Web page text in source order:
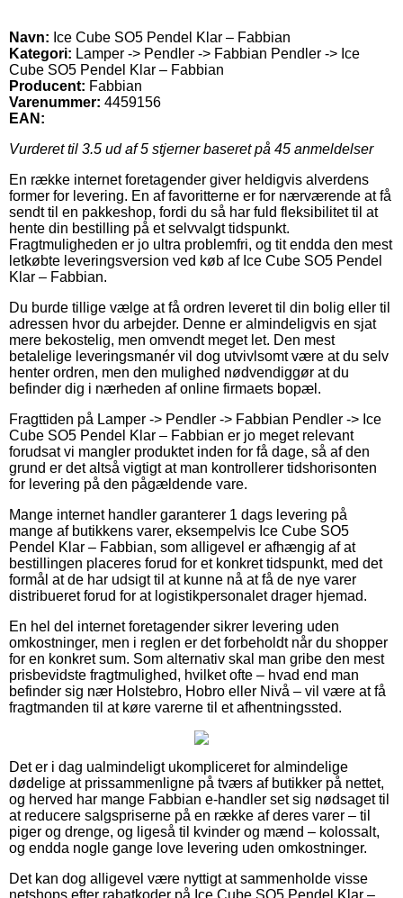
Navn: Ice Cube SO5 Pendel Klar – Fabbian
Kategori: Lamper -> Pendler -> Fabbian Pendler -> Ice
Cube SO5 Pendel Klar – Fabbian
Producent: Fabbian
Varenummer: 4459156
EAN:
Vurderet til 3.5 ud af 5 stjerner baseret på 45 anmeldelser
En række internet foretagender giver heldigvis alverdens
former for levering. En af favoritterne er for nærværende at få
sendt til en pakkeshop, fordi du så har fuld fleksibilitet til at
hente din bestilling på et selvvalgt tidspunkt.
Fragtmuligheden er jo ultra problemfri, og tit endda den mest
letkøbte leveringsversion ved køb af Ice Cube SO5 Pendel
Klar – Fabbian.
Du burde tillige vælge at få ordren leveret til din bolig eller til
adressen hvor du arbejder. Denne er almindeligvis en sjat
mere bekostelig, men omvendt meget let. Den mest
betalelige leveringsmanér vil dog utvivlsomt være at du selv
henter ordren, men den mulighed nødvendiggør at du
befinder dig i nærheden af online firmaets bopæl.
Fragttiden på Lamper -> Pendler -> Fabbian Pendler -> Ice
Cube SO5 Pendel Klar – Fabbian er jo meget relevant
forudsat vi mangler produktet inden for få dage, så af den
grund er det altså vigtigt at man kontrollerer tidshorisonten
for levering på den pågældende vare.
Mange internet handler garanterer 1 dags levering på
mange af butikkens varer, eksempelvis Ice Cube SO5
Pendel Klar – Fabbian, som alligevel er afhængig af at
bestillingen placeres forud for et konkret tidspunkt, med det
formål at de har udsigt til at kunne nå at få de nye varer
distribueret forud for at logistikpersonalet drager hjemad.
En hel del internet foretagender sikrer levering uden
omkostninger, men i reglen er det forbeholdt når du shopper
for en konkret sum. Som alternativ skal man gribe den mest
prisbevidste fragtmulighed, hvilket ofte – hvad end man
befinder sig nær Holstebro, Hobro eller Nivå – vil være at få
fragtmanden til at køre varerne til et afhentningssted.
Det er i dag ualmindeligt ukompliceret for almindelige
dødelige at prissammenligne på tværs af butikker på nettet,
og herved har mange Fabbian e-handler set sig nødsaget til
at reducere salgspriserne på en række af deres varer – til
piger og drenge, og ligeså til kvinder og mænd – kolossalt,
og endda nogle gange love levering uden omkostninger.
Det kan dog alligevel være nyttigt at sammenholde visse
netshops efter rabatkoder på Ice Cube SO5 Pendel Klar –